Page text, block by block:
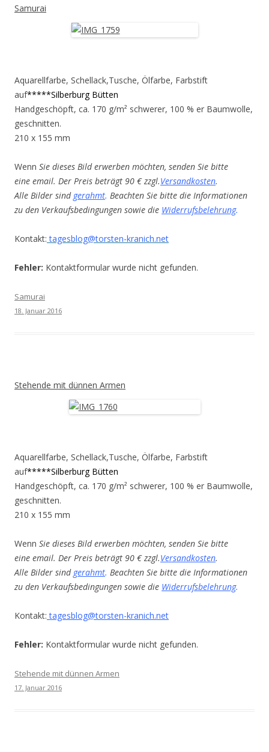
Samurai
Aquarellfarbe, Schellack,Tusche, Ölfarbe, Farbstift
auf*****Silberburg Bütten
Handgeschöpft, ca. 170 g/m² schwerer, 100 % er Baumwolle,
geschnitten.
210 x 155 mm
Wenn Sie dieses Bild erwerben möchten, senden Sie bitte
eine email. Der Preis beträgt 90 € zzgl.Versandkosten.
Alle Bilder sind gerahmt. Beachten Sie bitte die Informationen
zu den Verkaufsbedingungen sowie die Widerrufsbelehrung.
Kontakt: tagesblog@torsten-kranich.net
Fehler: Kontaktformular wurde nicht gefunden.
Samurai
18. Januar 2016
Stehende mit dünnen Armen
Aquarellfarbe, Schellack,Tusche, Ölfarbe, Farbstift
auf*****Silberburg Bütten
Handgeschöpft, ca. 170 g/m² schwerer, 100 % er Baumwolle,
geschnitten.
210 x 155 mm
Wenn Sie dieses Bild erwerben möchten, senden Sie bitte
eine email. Der Preis beträgt 90 € zzgl.Versandkosten.
Alle Bilder sind gerahmt. Beachten Sie bitte die Informationen
zu den Verkaufsbedingungen sowie die Widerrufsbelehrung.
Kontakt: tagesblog@torsten-kranich.net
Fehler: Kontaktformular wurde nicht gefunden.
Stehende mit dünnen Armen
17. Januar 2016